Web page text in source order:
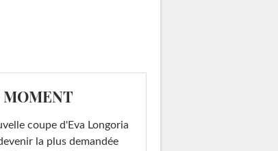
MOMENT
coupe d'Eva Longoria
la plus demandée